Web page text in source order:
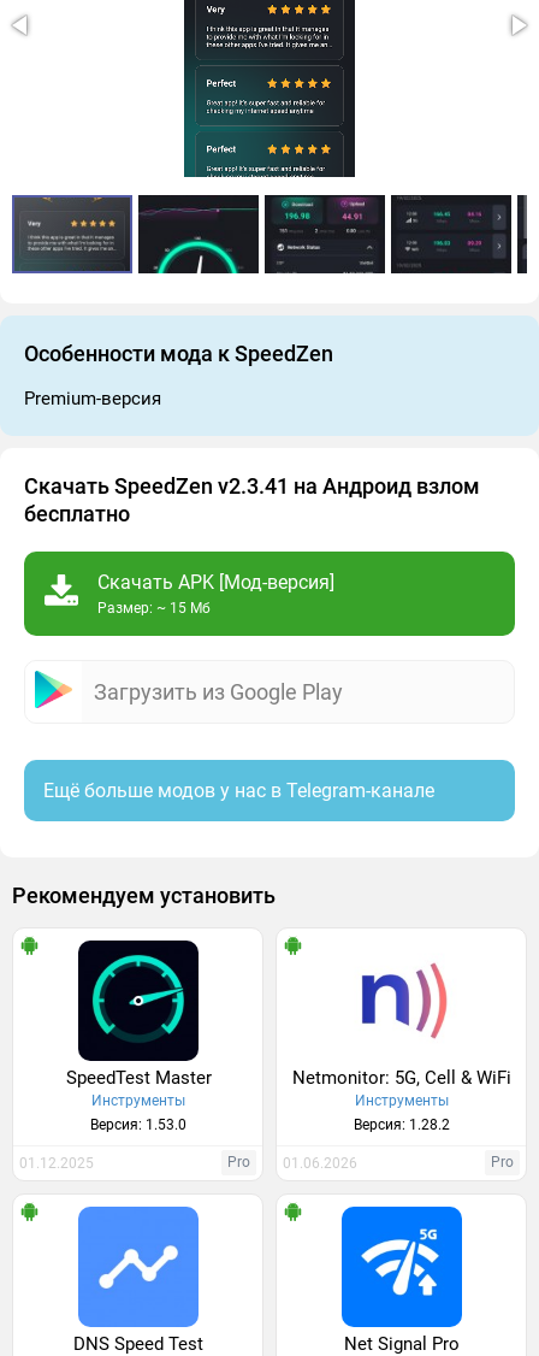
Особенности мода к SpeedZen
Premium-версия
Скачать SpeedZen v2.3.41 на Андроид взлом
бесплатно
Скачать APK [Мод-версия]
Размер: ~ 15 Мб
Загрузить из Google Play
Ещё больше модов у нас в Telegram-канале
Рекомендуем установить
SpeedTest Master
Инструменты
Версия: 1.53.0
01.12.2025 Pro
Netmonitor: 5G, Cell & WiFi
Инструменты
Версия: 1.28.2
01.06.2026 Pro
DNS Speed Test Net Signal Pro